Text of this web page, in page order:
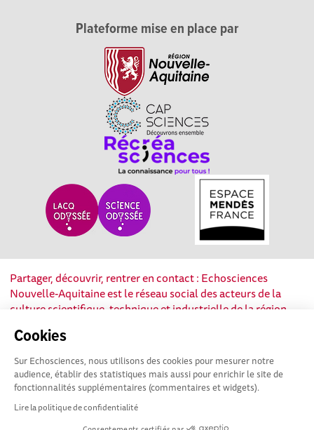
Cookies
Sur Echosciences, nous utilisons des cookies pour mesurer notre
audience, établir des statistiques mais aussi pour enrichir le site de
fonctionnalités supplémentaires (commentaires et widgets).
Lire la politique de confidentialité
Plateforme mise en place par
Partager, découvrir, rentrer en contact : Echosciences
Nouvelle-Aquitaine est le réseau social des acteurs de la
culture scientifique, technique et industrielle de la région.
Mentions légales
|Ligne éditoriale